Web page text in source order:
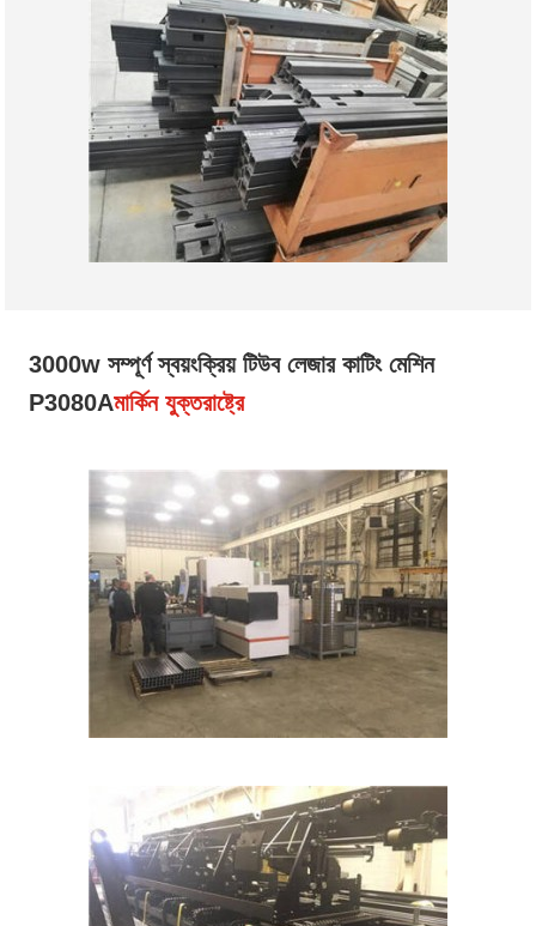
3000w সম্পূর্ণ স্বয়ংক্রিয় টিউব লেজার কাটিং মেশিন
P3080Aমার্কিন যুক্তরাষ্ট্রে